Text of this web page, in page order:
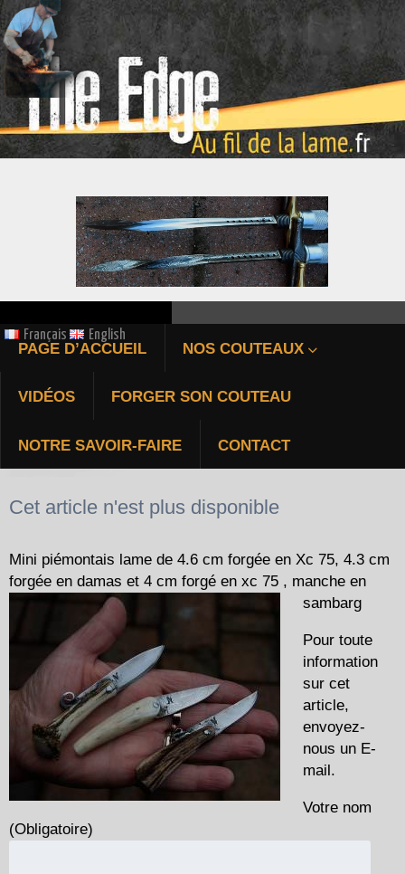
ÉPIEU DE CHASSE FORGÉ
Bienvenue au fil de la
Français English
PAGE D’ACCUEIL NOS COUTEAUX
VIDÉOS FORGER SON COUTEAU
NOTRE SAVOIR-FAIRE CONTACT
MINI PIÉMONTAIS
Cet article n'est plus disponible
Mini piémontais lame de 4.6 cm forgée en Xc 75, 4.3 cm
forgée en damas et 4 cm forgé en xc 75 , manche en
sambarg
Pour toute
information
sur cet
article,
envoyez-
nous un E-
mail.
Votre nom
(Obligatoire)